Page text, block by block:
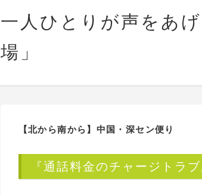
一人ひとりが声をあ
場」
【北から南から】中国・深セン便り
『通話料金のチャージトラブ